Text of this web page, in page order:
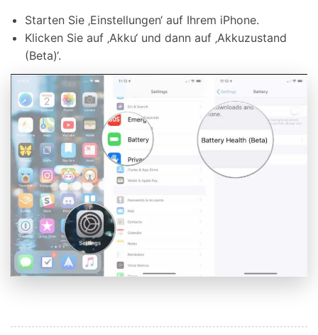
Starten Sie ‚Einstellungen‘ auf Ihrem iPhone.
Klicken Sie auf ‚Akku‘ und dann auf ‚Akkuzustand
(Beta)‘.